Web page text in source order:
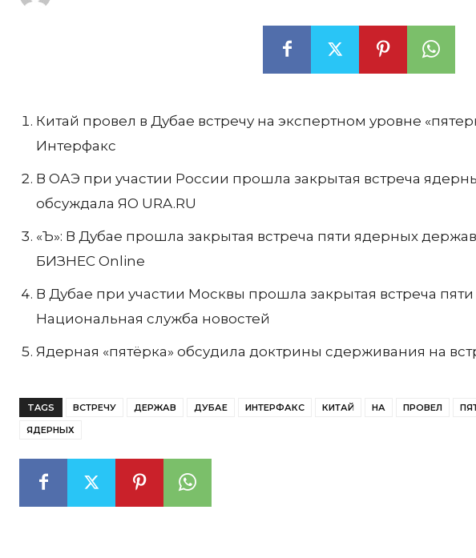
Китай провел в Дубае встречу на экспертном уровне
Интерфакс
В ОАЭ при участии России прошла закрытая встреча
обсуждала ЯО URA.RU
«Ъ»: В Дубае прошла закрытая встреча пяти ядерных
БИЗНЕС Online
В Дубае при участии Москвы прошла закрытая встреча
Национальная служба новостей
Ядерная «пятёрка» обсудила доктрины сдерживания на
TAGS ВСТРЕЧУ ДЕРЖАВ ДУБАЕ ИНТЕРФАКС КИТАЙ НА ПРОВЕЛ
ЯДЕРНЫХ